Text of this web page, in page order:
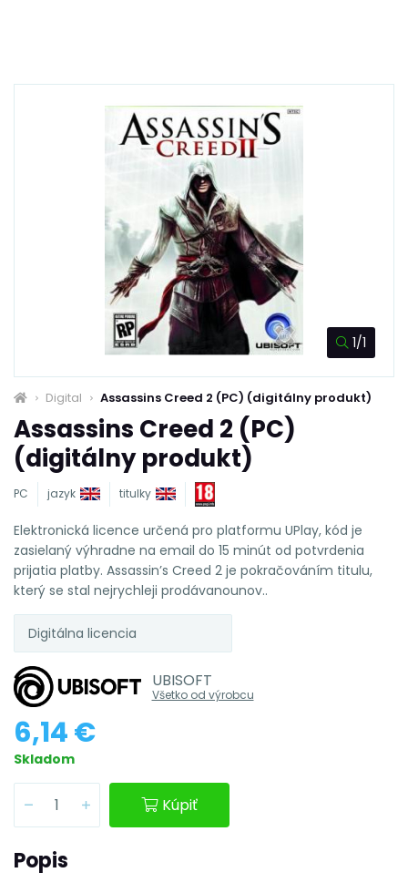
1/1
Digital Assassins Creed 2 (PC) (digitálny produkt)
Assassins Creed 2 (PC)
(digitálny produkt)
PC jazyk titulky
Elektronická licence určená pro platformu UPlay, kód je
zasielaný výhradne na email do 15 minút od potvrdenia
prijatia platby. Assassin’s Creed 2 je pokračováním titulu,
který se stal nejrychleji prodávanounov..
Digitálna licencia
UBISOFT
Všetko od výrobcu
6,14 €
Skladom
Kúpiť
Popis